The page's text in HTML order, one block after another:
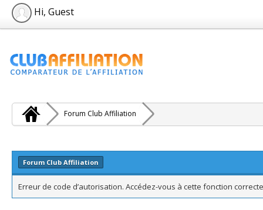
Hi, Guest
Forum Club Affiliation
Forum Club Affiliation
Erreur de code d’autorisation. Accédez-vous à cette fonction